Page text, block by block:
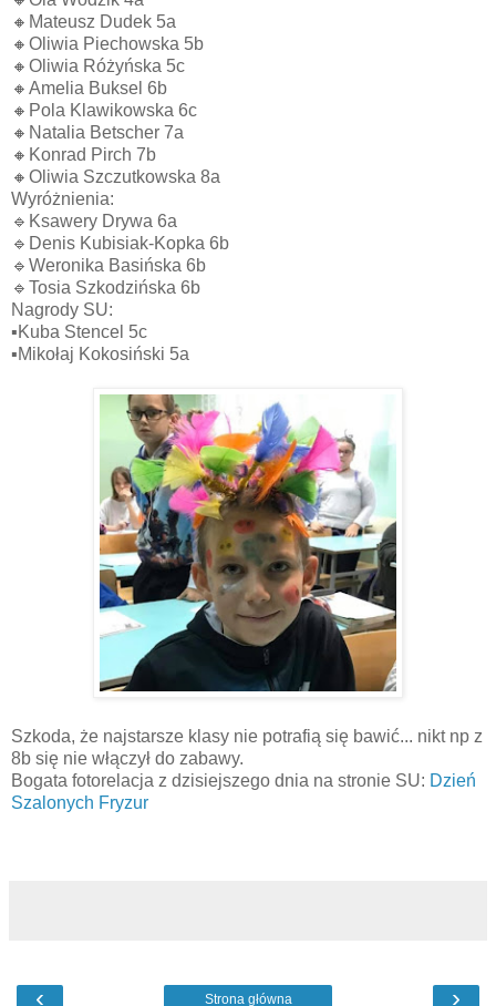
🔸Mateusz Dudek 5a
🔸Oliwia Piechowska 5b
🔸Oliwia Różyńska 5c
🔸Amelia Buksel 6b
🔸Pola Klawikowska 6c
🔸Natalia Betscher 7a
🔸Konrad Pirch 7b
🔸Oliwia Szczutkowska 8a
Wyróżnienia:
🔹Ksawery Drywa 6a
🔹Denis Kubisiak-Kopka 6b
🔹Weronika Basińska 6b
🔹Tosia Szkodzińska 6b
Nagrody SU:
▪️Kuba Stencel 5c
▪️Mikołaj Kokosiński 5a
Szkoda, że najstarsze klasy nie potrafią się bawić... nikt np z
8b się nie włączył do zabawy.
Bogata fotorelacja z dzisiejszego dnia na stronie SU: Dzień
Szalonych Fryzur
‹ ›
Strona główna